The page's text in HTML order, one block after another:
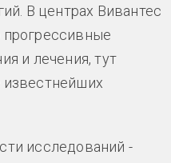
В центрах Вивантес
и лечения, тут
исследований -